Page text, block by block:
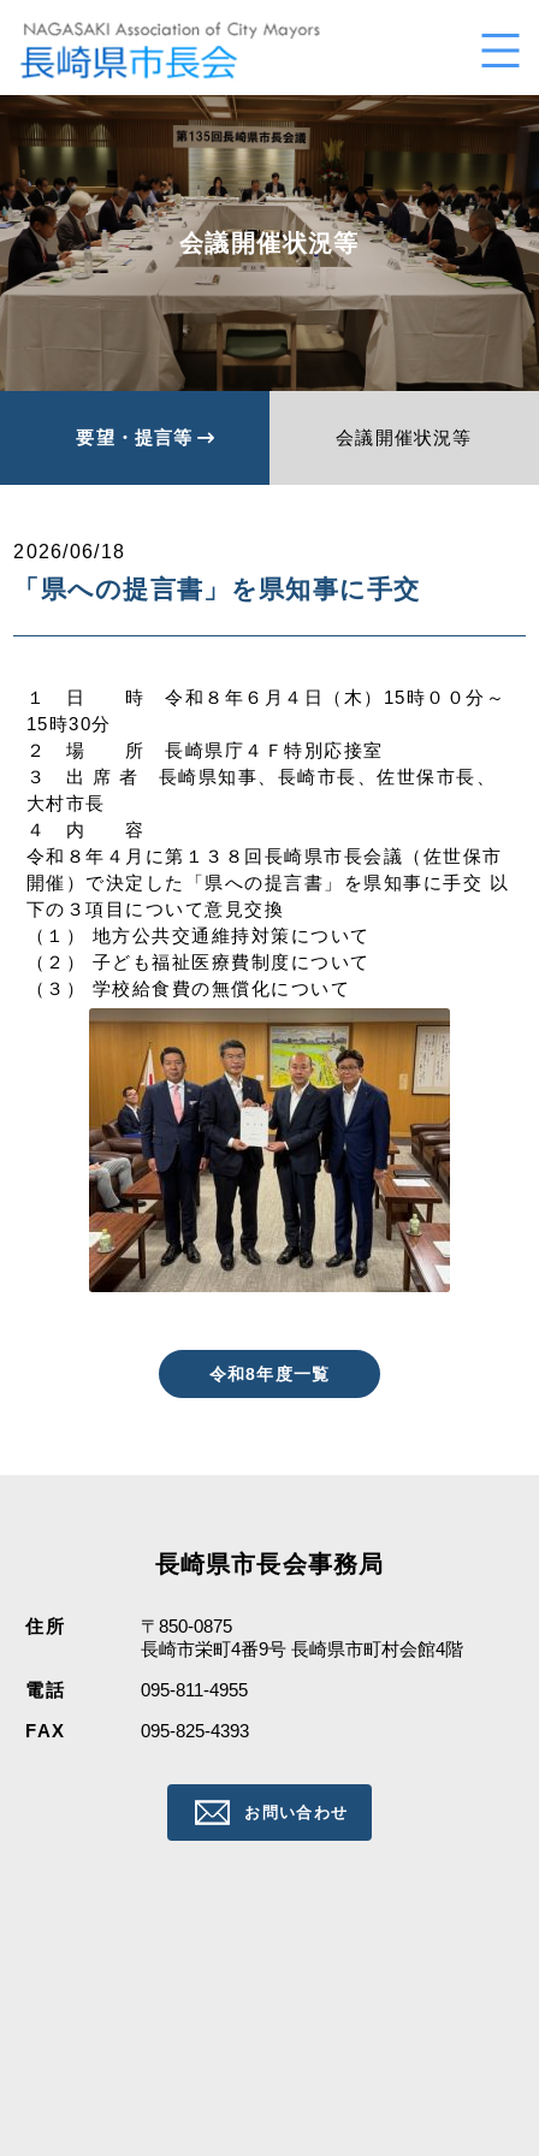
会議開催状況等
要望・提言等 会議開催状況等
2026/06/18
「県への提言書」を県知事に手交
１ 日 時 令和８年６月４日（木）15時００分～
15時30分
２ 場 所 長崎県庁４Ｆ特別応接室
３ 出 席 者 長崎県知事、長崎市長、佐世保市長、
大村市長
４ 内 容
令和８年４月に第１３８回長崎県市長会議（佐世保市
開催）で決定した「県への提言書」を県知事に手交 以
下の３項目について意見交換
（１） 地方公共交通維持対策について
（２） 子ども福祉医療費制度について
（３） 学校給食費の無償化について
令和8年度一覧
長崎県市長会事務局
住所
〒850-0875
長崎市栄町4番9号 長崎県市町村会館4階
電話
095-811-4955
FAX
095-825-4393
お問い合わせ